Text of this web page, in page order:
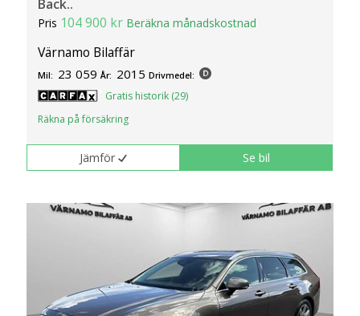
Back..
Pris 104 900 kr Beräkna månadskostnad
Värnamo Bilaffär
Mil: 23 059 År: 2015 Drivmedel:
Gratis historik (29)
Räkna på försäkring
Jämför Se bil